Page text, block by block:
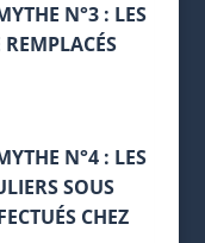
N°3 : LES
N°4 : LES
SOUS
CHEZ